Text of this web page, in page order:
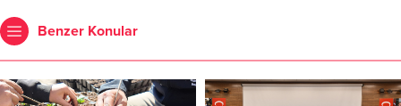
Benzer Konular